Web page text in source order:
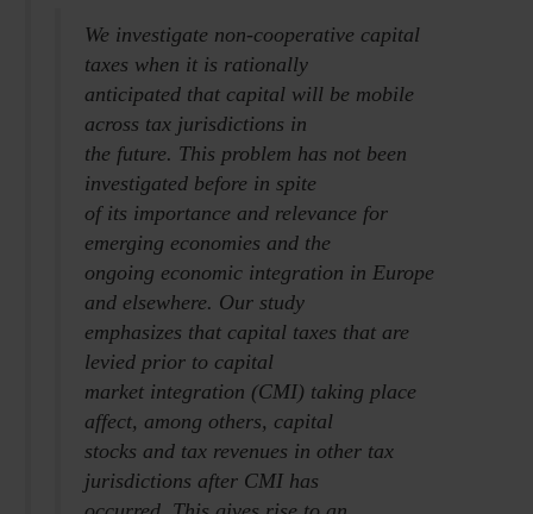
We investigate non-cooperative capital
taxes when it is rationally
anticipated that capital will be mobile
across tax jurisdictions in
the future. This problem has not been
investigated before in spite
of its importance and relevance for
emerging economies and the
ongoing economic integration in Europe
and elsewhere. Our study
emphasizes that capital taxes that are
levied prior to capital
market integration (CMI) taking place
affect, among others, capital
stocks and tax revenues in other tax
jurisdictions after CMI has